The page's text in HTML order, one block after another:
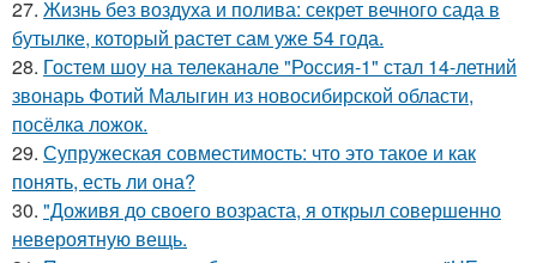
27. Жизнь без воздуха и полива: секрет вечного сада в
бутылке, который растет сам уже 54 года.
28. Гостем шоу на телеканале "Россия-1" стал 14-летний
звонарь Фотий Малыгин из новосибирской области,
посёлка ложок.
29. Супружеская совместимость: что это такое и как
понять, есть ли она?
30. "Доживя до своего возpаста, я открыл совершенно
невероятную вещь.